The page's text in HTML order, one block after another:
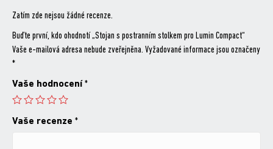
Zatím zde nejsou žádné recenze.
Buďte první, kdo ohodnotí „Stojan s postranním stolkem pro Lumin Compact“
Vaše e-mailová adresa nebude zveřejněna. Vyžadované informace jsou označeny
*
Vaše hodnocení *
Vaše recenze *